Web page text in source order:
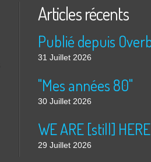
Articles récents
31 Juillet 2026
"Mes années 80"
30 Juillet 2026
WE ARE [still] HERE
29 Juillet 2026